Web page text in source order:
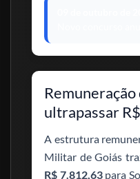
ultrapassar
A estrutura
Militar de Goiás
R$ 7.812,63para